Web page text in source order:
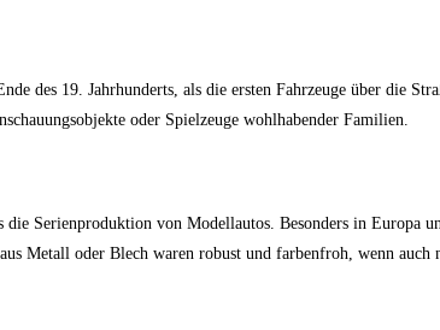
des 19. Jahrhunderts, als die ersten Fahrzeuge über die
oder Spielzeuge wohlhabender Familien.
Serienproduktion von Modellautos. Besonders in Europa
Metall oder Blech waren robust und farbenfroh, wenn auch